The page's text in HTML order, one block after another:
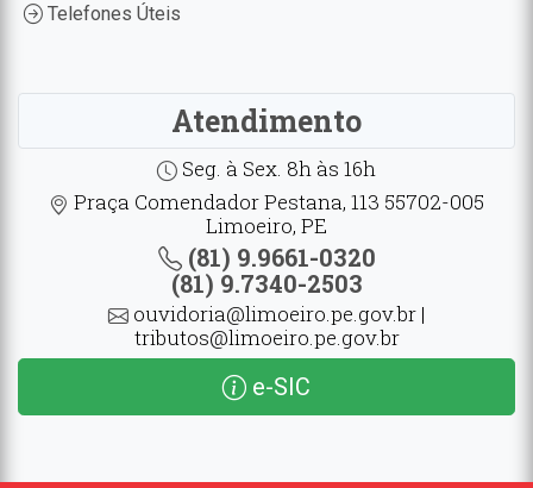
Telefones Úteis
Atendimento
Seg. à Sex. 8h às 16h
Praça Comendador Pestana, 113 55702-005
Limoeiro, PE
(81) 9.9661-0320
(81) 9.7340-2503
ouvidoria@limoeiro.pe.gov.br |
tributos@limoeiro.pe.gov.br
e-SIC